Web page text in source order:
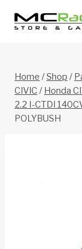
Home /Shop /
CIVIC / Honda
2.2 I-CTDI
POLYBUSH